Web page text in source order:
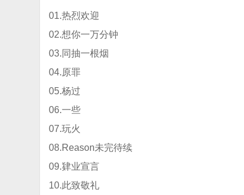
01.热烈欢迎
02.想你一万分钟
03.同抽一根烟
04.原罪
05.杨过
06.一些
07.玩火
08.Reason未完待续
09.肄业宣言
10.此致敬礼